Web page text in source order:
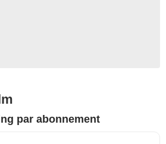
par abonnement